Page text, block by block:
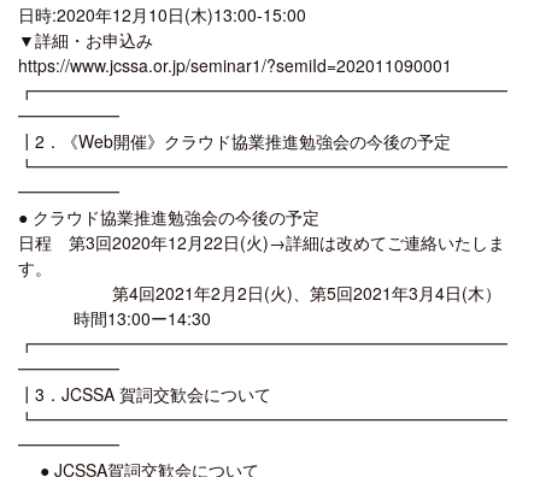
日時:2020年12月10日(木)13:00-15:00
▼詳細・お申込み
https://www.jcssa.or.jp/seminar1/?semiId=202011090001
┏━━━━━━━━━━━━━━━━━━━━━━━━━━━━
━━━━━━
┃2．《Web開催》クラウド協業推進勉強会の今後の予定
┗━━━━━━━━━━━━━━━━━━━━━━━━━━━━
━━━━━━
● クラウド協業推進勉強会の今後の予定
日程 第3回2020年12月22日(火)→詳細は改めてご連絡いたしま
す。
第4回2021年2月2日(火)、第5回2021年3月4日(木）
時間13:00ー14:30
┏━━━━━━━━━━━━━━━━━━━━━━━━━━━━
━━━━━━
┃3．JCSSA 賀詞交歓会について
┗━━━━━━━━━━━━━━━━━━━━━━━━━━━━
━━━━━━
● JCSSA賀詞交歓会について